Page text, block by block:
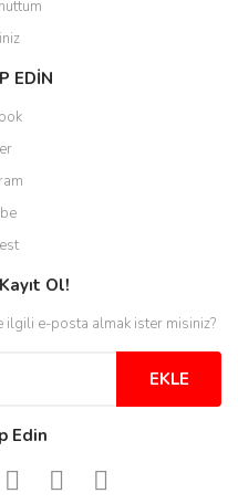
EDİN
Ol!
ilgili e-posta almak ister misiniz?
EKLE
Edin